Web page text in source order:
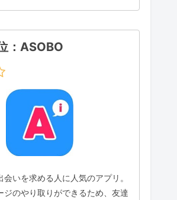
：ASOBO
会いを求める人に人気のアプリ。
ジのやり取りができるため、友達